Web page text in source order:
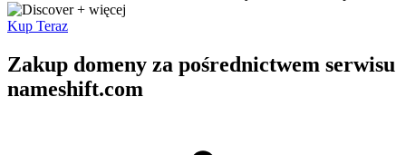
+ więcej
Kup Teraz
Zakup domeny za pośrednictwem serwisu
nameshift.com